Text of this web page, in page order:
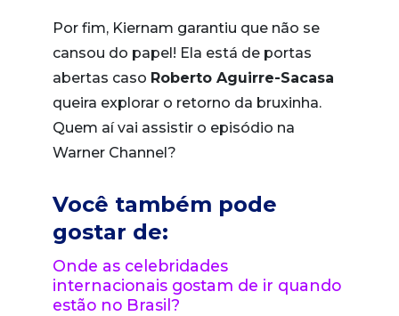
Por fim, Kiernam garantiu que não se
cansou do papel! Ela está de portas
abertas caso Roberto Aguirre-Sacasa
queira explorar o retorno da bruxinha.
Quem aí vai assistir o episódio na
Warner Channel?
Você também pode
gostar de:
Onde as celebridades
internacionais gostam de ir quando
estão no Brasil?